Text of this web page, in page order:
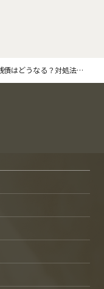
任意売却後の残債はどうなる？対処法をご紹介します！